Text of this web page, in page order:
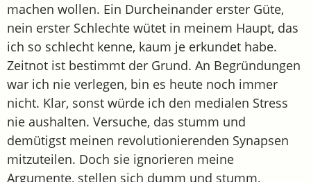
machen wollen. Ein Durcheinander erster Güte,
nein erster Schlechte wütet in meinem Haupt, das
ich so schlecht kenne, kaum je erkundet habe.
Zeitnot ist bestimmt der Grund. An Begründungen
war ich nie verlegen, bin es heute noch immer
nicht. Klar, sonst würde ich den medialen Stress
nie aushalten. Versuche, das stumm und
demütigst meinen revolutionierenden Synapsen
mitzuteilen. Doch sie ignorieren meine
Argumente, stellen sich dumm und stumm,